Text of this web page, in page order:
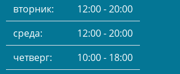
вторник:
12:00 - 20:00
среда:
12:00 - 20:00
четверг:
10:00 - 18:00